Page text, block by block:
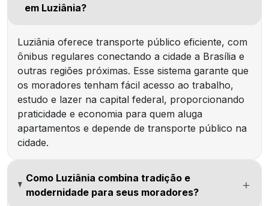
em Luziânia?
Luziânia oferece transporte público eficiente, com
ônibus regulares conectando a cidade a Brasília e
outras regiões próximas. Esse sistema garante que
os moradores tenham fácil acesso ao trabalho,
estudo e lazer na capital federal, proporcionando
praticidade e economia para quem aluga
apartamentos e depende de transporte público na
cidade.
Como Luziânia combina tradição e
modernidade para seus moradores?